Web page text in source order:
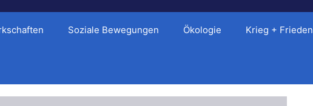
Soziale Bewegungen Ökologie Krieg + Frieden